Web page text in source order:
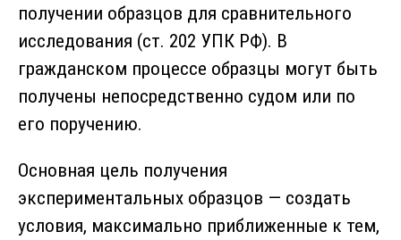
получении образцов для сравнительного
исследования (ст. 202 УПК РФ). В
гражданском процессе образцы могут быть
получены непосредственно судом или по
его поручению.
Основная цель получения
экспериментальных образцов — создать
условия, максимально приближенные к тем,